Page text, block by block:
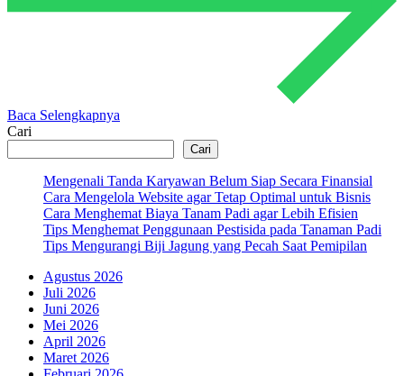
Baca Selengkapnya
Cari
Cari
Mengenali Tanda Karyawan Belum Siap Secara Finansial
Cara Mengelola Website agar Tetap Optimal untuk Bisnis
Cara Menghemat Biaya Tanam Padi agar Lebih Efisien
Tips Menghemat Penggunaan Pestisida pada Tanaman Padi
Tips Mengurangi Biji Jagung yang Pecah Saat Pemipilan
Agustus 2026
Juli 2026
Juni 2026
Mei 2026
April 2026
Maret 2026